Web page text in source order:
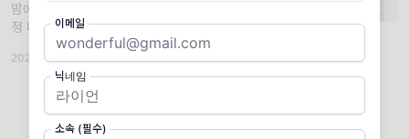
이메일
닉네임
소속 (필수)
밤에도 일하는 구독자님의 텍스트 라디오. 윤여
정 배우의 오스카 연기상 수상이 내내 화제에
요. 한국 뿐 아니라 세계 영화사에서도 상징적
인 순간이라 매우 설레요. 그래서 수상소감도
계속 돌려보고 있습니다. 그중에서 커리어에
2021.04.28 · ☕ 커피챗 · 조회 3.44K